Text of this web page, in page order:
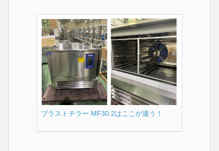
ブラストチラー MF30.2はここが違う！